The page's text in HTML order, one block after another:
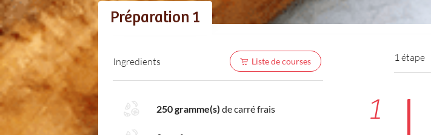
Préparation 1
Ingredients Liste de courses
250 gramme(s) de carré frais
1 étape
1